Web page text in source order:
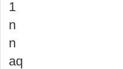
1
n
n
aq